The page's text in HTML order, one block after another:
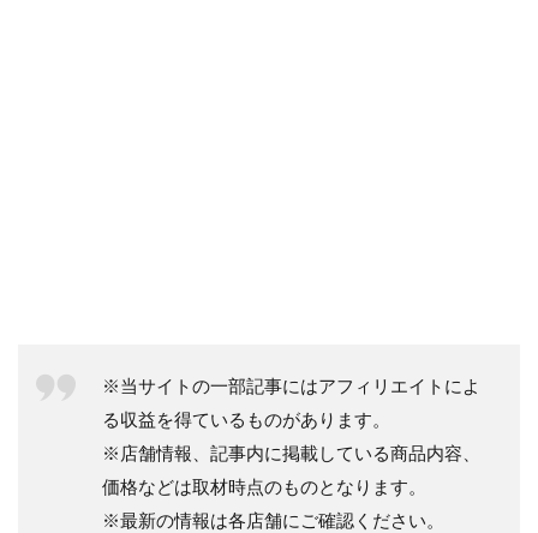
※当サイトの一部記事にはアフィリエイトによ
る収益を得ているものがあります。
※店舗情報、記事内に掲載している商品内容、
価格などは取材時点のものとなります。
※最新の情報は各店舗にご確認ください。